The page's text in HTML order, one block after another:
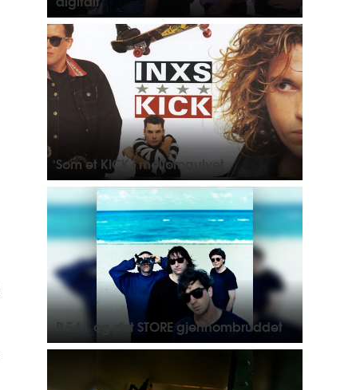
Som et KICK i mellomgulvet
R.E.M. og det STORE gjennombruddet